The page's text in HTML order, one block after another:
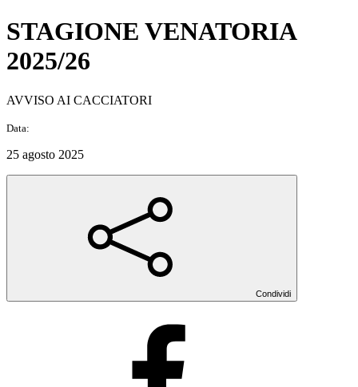
STAGIONE VENATORIA
2025/26
AVVISO AI CACCIATORI
Data:
25 agosto 2025
Condividi